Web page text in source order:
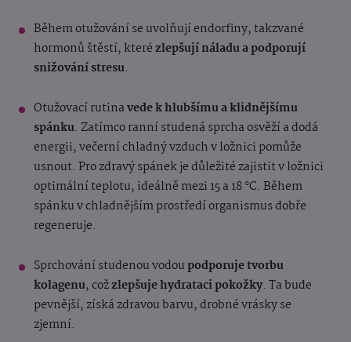
Během otužování se uvolňují endorfiny, takzvané
hormonů štěstí, kterézlepšují náladu a podporují
snižování stresu.
Otužovací rutinavede k hlubšímu a klidnějšímu
spánku. Zatímco ranní studená sprcha osvěží a dodá
energii, večerní chladný vzduch v ložnici pomůže
usnout. Pro zdravý spánek je důležité zajistit v ložnici
optimální teplotu, ideálně mezi 15 a 18 °C. Během
spánku v chladnějším prostředí organismus dobře
regeneruje.
Sprchování studenou vodou podporuje tvorbu
kolagenu, cožzlepšuje hydrataci pokožky. Ta bude
pevnější, získá zdravou barvu, drobné vrásky se
zjemní.